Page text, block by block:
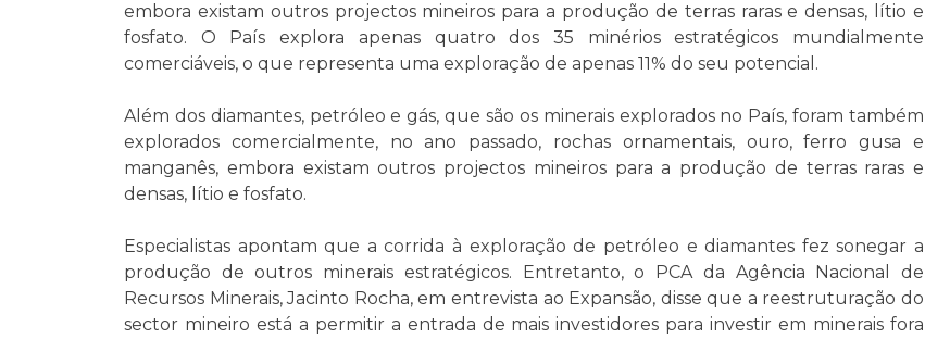
embora existam outros projectos mineiros para a produção de terras raras e densas, lítio e
fosfato. O País explora apenas quatro dos 35 minérios estratégicos mundialmente
comerciáveis, o que representa uma exploração de apenas 11% do seu potencial.
Além dos diamantes, petróleo e gás, que são os minerais explorados no País, foram também
explorados comercialmente, no ano passado, rochas ornamentais, ouro, ferro gusa e
manganês, embora existam outros projectos mineiros para a produção de terras raras e
densas, lítio e fosfato.
Especialistas apontam que a corrida à exploração de petróleo e diamantes fez sonegar a
produção de outros minerais estratégicos. Entretanto, o PCA da Agência Nacional de
Recursos Minerais, Jacinto Rocha, em entrevista ao Expansão, disse que a reestruturação do
sector mineiro está a permitir a entrada de mais investidores para investir em minerais fora